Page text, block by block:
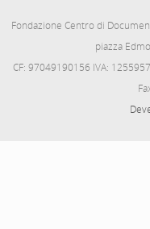
Fondazione Centro di
piazza
CF: 97049190156 IVA: